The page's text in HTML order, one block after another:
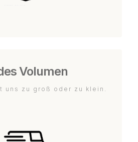
Volumen
uns zu groß oder zu klein.